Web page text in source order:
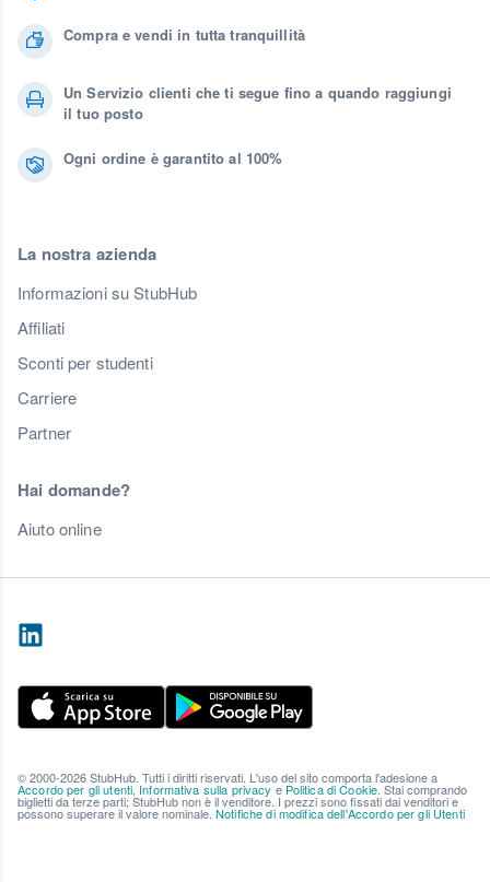
Compra e vendi in tutta tranquillità
Un Servizio clienti che ti segue fino a quando raggiungi
il tuo posto
Ogni ordine è garantito al 100%
La nostra azienda
Informazioni su StubHub
Affiliati
Sconti per studenti
Carriere
Partner
Hai domande?
Aiuto online
© 2000-2026 StubHub. Tutti i diritti riservati. L'uso del sito comporta l'adesione a
Accordo per gli utenti, Informativa sulla privacy e Politica di Cookie. Stai comprando
biglietti da terze parti; StubHub non è il venditore. I prezzi sono fissati dai venditori e
possono superare il valore nominale. Notifiche di modifica dell'Accordo per gli Utenti